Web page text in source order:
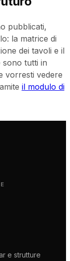
pubblicati,
la matrice di
dei tavoli e il
sono tutti in
vorresti vedere
il modulo di
e strutture